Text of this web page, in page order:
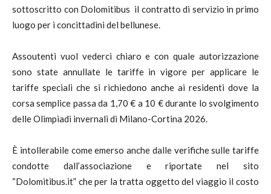
sottoscritto con Dolomitibus il contratto di servizio in primo
luogo per i concittadini del bellunese.
Assoutenti vuol vederci chiaro e con quale autorizzazione
sono state annullate le tariffe in vigore per applicare le
tariffe speciali che si richiedono anche ai residenti dove la
corsa semplice passa da 1,70 € a 10 € durante lo svolgimento
delle Olimpiadi invernali di Milano-Cortina 2026.
È intollerabile come emerso anche dalle verifiche sulle tariffe
condotte dall’associazione e riportate nel sito
“Dolomitibus.it” che per la tratta oggetto del viaggio il costo